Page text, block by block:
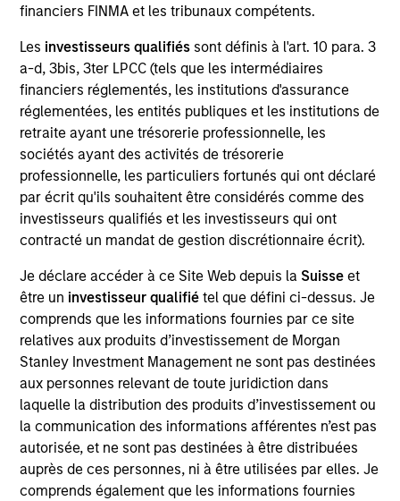
financiers FINMA et les tribunaux compétents.
Les investisseurs qualifiés sont définis à l'art. 10 para. 3
a-d, 3bis, 3ter LPCC (tels que les intermédiaires
financiers réglementés, les institutions d'assurance
réglementées, les entités publiques et les institutions de
retraite ayant une trésorerie professionnelle, les
sociétés ayant des activités de trésorerie
professionnelle, les particuliers fortunés qui ont déclaré
par écrit qu'ils souhaitent être considérés comme des
investisseurs qualifiés et les investisseurs qui ont
contracté un mandat de gestion discrétionnaire écrit).
Je déclare accéder à ce Site Web depuis la Suisse et
être un investisseur qualifiétel que défini ci-dessus. Je
comprends que les informations fournies par ce site
relatives aux produits d’investissement de Morgan
Stanley Investment Management ne sont pas destinées
aux personnes relevant de toute juridiction dans
laquelle la distribution des produits d’investissement ou
la communication des informations afférentes n’est pas
autorisée, et ne sont pas destinées à être distribuées
auprès de ces personnes, ni à être utilisées par elles. Je
comprends également que les informations fournies
*Devise de référence du fonds
Ce document contient des informations relatives aux
compartiments de Morgan Stanley Investment Funds,
société d’investissement à capital variable domiciliée au
Luxembourg. (la « Société »), enregistrée au Grand-Duché
de Luxembourg en tant qu’organisme de placement
collectif conformément à la Partie 1 de la Loi du 17
décembre 2010, telle que modifiée. La Société est un
(« OPCVM »).
Les demandes de souscription dans des parts du Fonds ne
doivent pas être effectuées sans consultation préalable
du prospectus actuel et du Document d’Informations Clés
(« DIC ») ou du Document d’Informations Clés pour
l’Investisseur (« DICI »), documents disponibles en anglais
et dans la langue officielle de votre juridiction à
https://www.morganstanley.com/im/msinvf/index.html,
ou gratuitement au siège social de Morgan Stanley
Investment Funds, European Bank and Business Centre,
6B route de Trèves, L-2633 Senningerberg, R.C.S.
Luxembourg B 29 192.